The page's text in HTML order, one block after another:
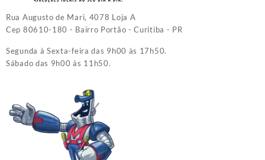
Rua Augusto de Mari, 4078 Loja A
Cep 80610-180 - Bairro Portão - Curitiba - PR
Segunda à Sexta-feira das 9h00 às 17h50.
Sábado das 9h00 às 11h50.